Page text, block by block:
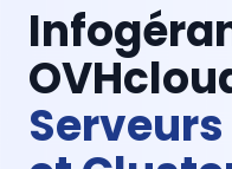
Serveurs